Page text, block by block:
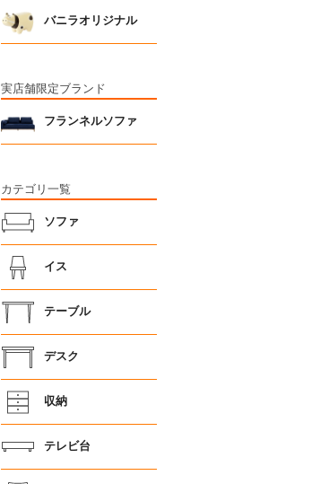
バニラオリジナル
実店舗限定ブランド
フランネルソファ
カテゴリ一覧
ソファ
イス
テーブル
デスク
収納
テレビ台